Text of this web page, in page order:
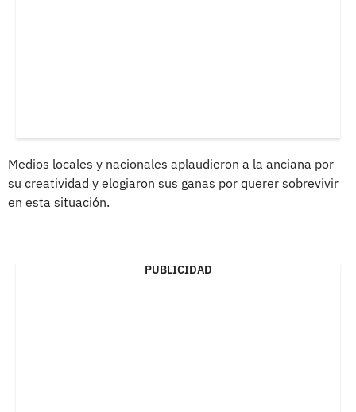
Medios locales y nacionales aplaudieron a la anciana por
su creatividad y elogiaron sus ganas por querer sobrevivir
en esta situación.
PUBLICIDAD